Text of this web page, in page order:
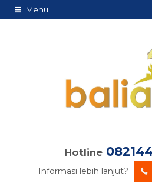
Menu
Hotline
Informasi lebih lanjut?